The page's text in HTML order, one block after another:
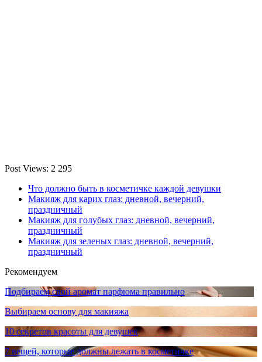
Post Views: 2 295
Что должно быть в косметичке каждой девушки
Макияж для карих глаз: дневной, вечерний,
праздничный
Макияж для голубых глаз: дневной, вечерний,
праздничный
Макияж для зеленых глаз: дневной, вечерний,
праздничный
Рекомендуем
Подбираем свой аромат парфюма правильно
Выбираем основу для макияжа
10 секретов красоты для девушек
7 вещей, которые должны лежать в косметичке